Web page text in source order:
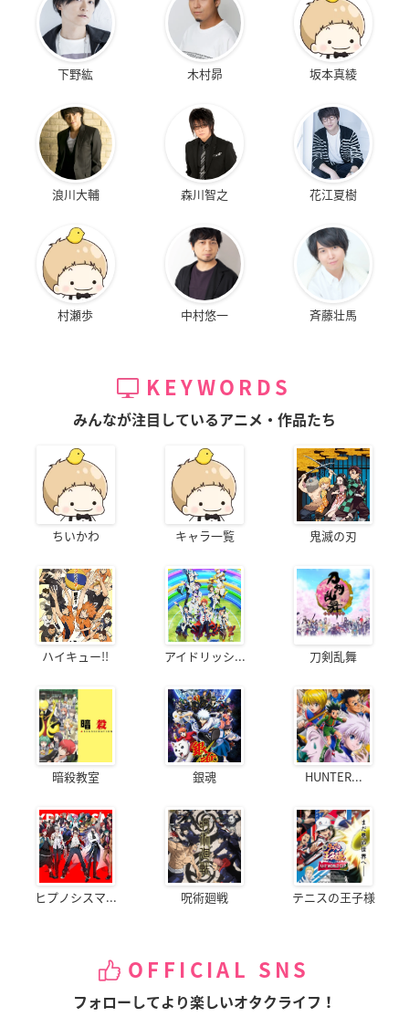
下野紘 木村昴 坂本真綾
浪川大輔 森川智之 花江夏樹
村瀬歩 中村悠一 斉藤壮馬
KEYWORDS
みんなが注目しているアニメ・作品たち
ちいかわ キャラ一覧 鬼滅の刃
ハイキュー!! アイドリッシ... 刀剣乱舞
暗殺教室 銀魂 HUNTER...
ヒプノシスマ... 呪術廻戦 テニスの王子様
OFFICIAL SNS
フォローしてより楽しいオタクライフ！